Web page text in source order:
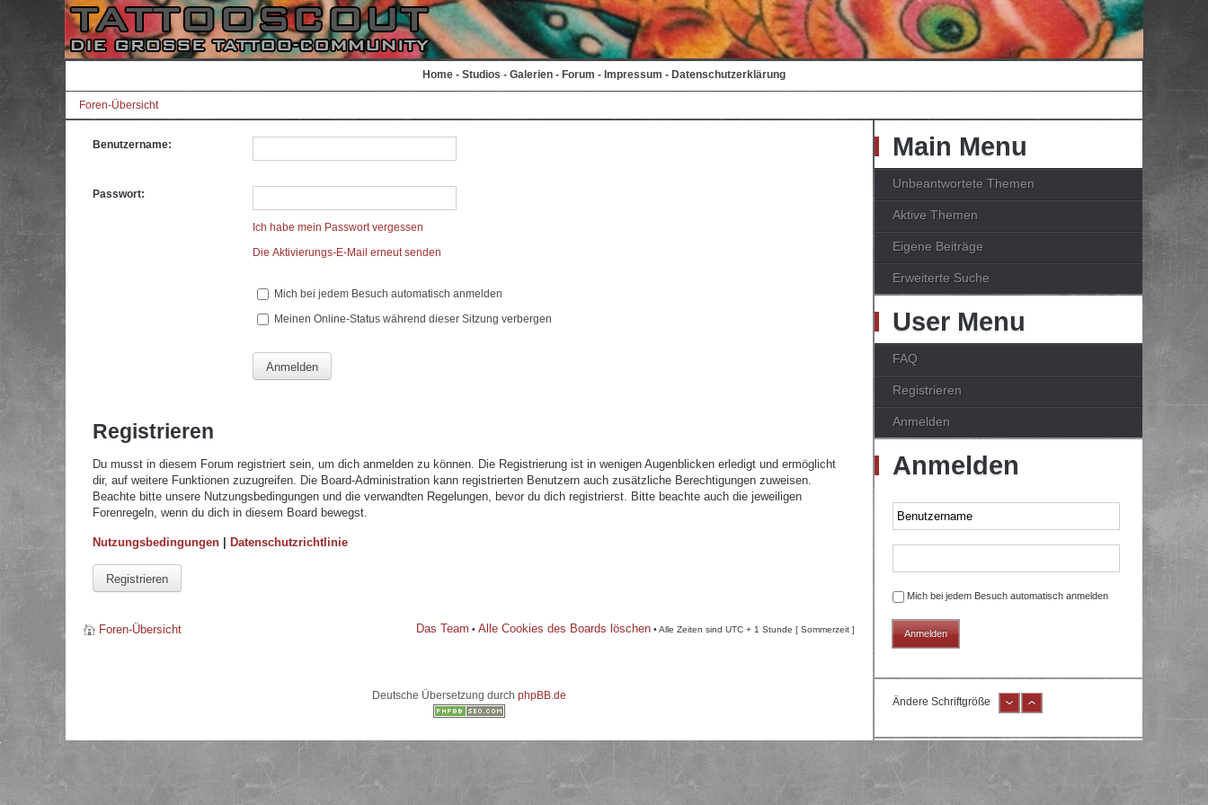
Home - Studios - Galerien - Forum - Impressum - Datenschutzerklärung
Foren-Übersicht
Benutzername:
Passwort:
Ich habe mein Passwort vergessen
Die Aktivierungs-E-Mail erneut senden
Mich bei jedem Besuch automatisch anmelden
Meinen Online-Status während dieser Sitzung verbergen
Registrieren
Du musst in diesem Forum registriert sein, um dich anmelden zu können. Die Registrierung ist in wenigen Augenblicken erledigt und ermöglicht
dir, auf weitere Funktionen zuzugreifen. Die Board-Administration kann registrierten Benutzern auch zusätzliche Berechtigungen zuweisen.
Beachte bitte unsere Nutzungsbedingungen und die verwandten Regelungen, bevor du dich registrierst. Bitte beachte auch die jeweiligen
Forenregeln, wenn du dich in diesem Board bewegst.
Nutzungsbedingungen | Datenschutzrichtlinie
Registrieren
Foren-Übersicht Das Team • Alle Cookies des Boards löschen • Alle Zeiten sind UTC + 1 Stunde [ Sommerzeit ]
Deutsche Übersetzung durch phpBB.de
Main Menu
Unbeantwortete Themen
Aktive Themen
Eigene Beiträge
Erweiterte Suche
User Menu
FAQ
Registrieren
Anmelden
Anmelden
Mich bei jedem Besuch automatisch anmelden
Ändere Schriftgröße